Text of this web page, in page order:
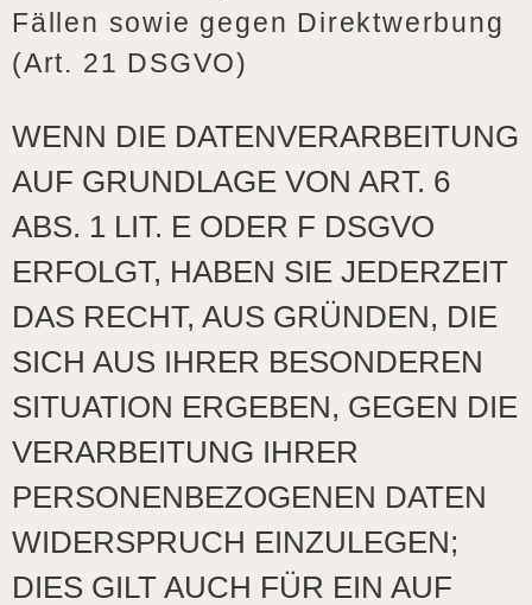
Fällen sowie gegen Direktwerbung
(Art. 21 DSGVO)
WENN DIE DATENVERARBEITUNG
AUF GRUNDLAGE VON ART. 6
ABS. 1 LIT. E ODER F DSGVO
ERFOLGT, HABEN SIE JEDERZEIT
DAS RECHT, AUS GRÜNDEN, DIE
SICH AUS IHRER BESONDEREN
SITUATION ERGEBEN, GEGEN DIE
VERARBEITUNG IHRER
PERSONENBEZOGENEN DATEN
WIDERSPRUCH EINZULEGEN;
DIES GILT AUCH FÜR EIN AUF